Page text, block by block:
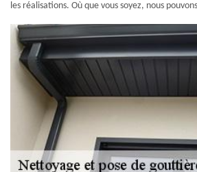
les réalisations. Où que vous soyez, nous